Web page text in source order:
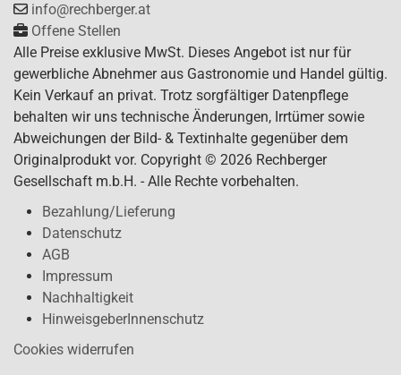
info@rechberger.at
Offene Stellen
Alle Preise exklusive MwSt. Dieses Angebot ist nur für
gewerbliche Abnehmer aus Gastronomie und Handel gültig.
Kein Verkauf an privat. Trotz sorgfältiger Datenpflege
behalten wir uns technische Änderungen, Irrtümer sowie
Abweichungen der Bild- & Textinhalte gegenüber dem
Originalprodukt vor. Copyright © 2026 Rechberger
Gesellschaft m.b.H. - Alle Rechte vorbehalten.
Bezahlung/Lieferung
Datenschutz
AGB
Impressum
Nachhaltigkeit
HinweisgeberInnenschutz
Cookies widerrufen